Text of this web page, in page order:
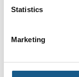
Statistics
Marketing
Dette produkt kan